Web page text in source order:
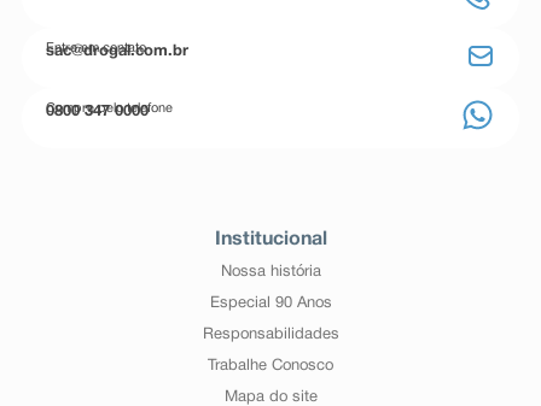
Entre em contato
sac@drogal.com.br
Compre pelo telefone
0800 347 0000
Institucional
Nossa história
Especial 90 Anos
Responsabilidades
Trabalhe Conosco
Mapa do site